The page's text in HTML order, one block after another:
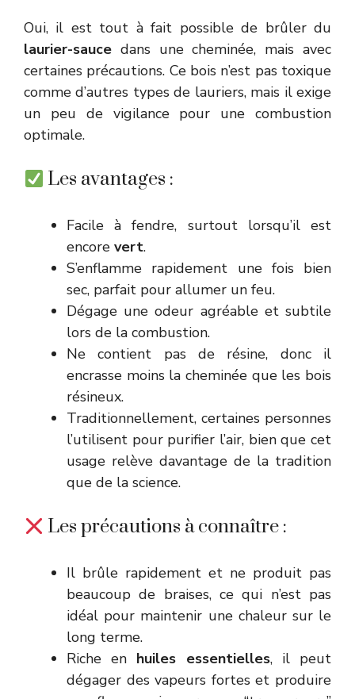
Oui, il est tout à fait possible de brûler du
laurier-sauce dans une cheminée, mais avec
certaines précautions. Ce bois n’est pas toxique
comme d’autres types de lauriers, mais il exige
un peu de vigilance pour une combustion
optimale.
Les avantages :
Facile à fendre, surtout lorsqu’il est
encore vert.
S’enflamme rapidement une fois bien
sec, parfait pour allumer un feu.
Dégage une odeur agréable et subtile
lors de la combustion.
Ne contient pas de résine, donc il
encrasse moins la cheminée que les bois
résineux.
Traditionnellement, certaines personnes
l’utilisent pour purifier l’air, bien que cet
usage relève davantage de la tradition
que de la science.
Les précautions à connaître :
Il brûle rapidement et ne produit pas
beaucoup de braises, ce qui n’est pas
idéal pour maintenir une chaleur sur le
long terme.
Riche en huiles essentielles, il peut
dégager des vapeurs fortes et produire